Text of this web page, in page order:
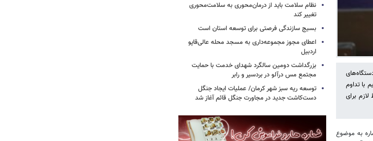
با تداوم
برای
به موضوع
نظام سلامت باید از درمان‌محوری به سلامت‌محوری
تغییر کند
بسیج سازندگی فرصتی برای توسعه استان است
اعطای مجوز مجموعه‌داری به مسجد محله عالی‌قاپو
اردبیل
بزرگداشت دومین سالگرد شهدای خدمت با حمایت
مجتمع مس درآلو در بردسیر و رابر
توسعه ریه سبز شهر کرمان/ عملیات ایجاد جنگل
دست‌کاشت جدید در مجاورت جنگل قائم آغاز شد